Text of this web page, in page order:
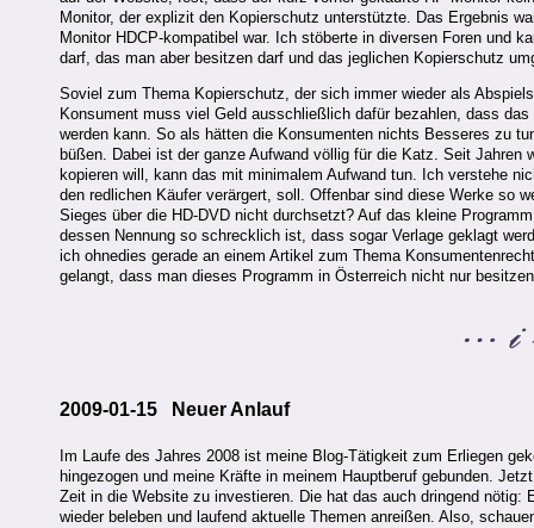
Monitor, der explizit den Kopierschutz unterstützte. Das Ergebnis
Monitor HDCP-kompatibel war. Ich stöberte in diversen Foren und
darf, das man aber besitzen darf und das jeglichen Kopierschutz
Soviel zum Thema Kopierschutz, der sich immer wieder als
Konsument muss viel Geld ausschließlich dafür bezahlen, dass
werden kann. So als hätten die Konsumenten nichts Besseres zu
büßen. Dabei ist der ganze Aufwand völlig für die Katz. Seit
kopieren will, kann das mit minimalem Aufwand tun. Ich verstehe
den redlichen Käufer verärgert, soll. Offenbar sind diese Werke so
Sieges über die HD-DVD nicht durchsetzt? Auf das kleine
dessen Nennung so schrecklich ist, dass sogar Verlage geklagt
ich ohnedies gerade an einem Artikel zum Thema
gelangt, dass man dieses Programm in Österreich nicht nur
2009-01-15 Neuer Anlauf
Im Laufe des Jahres 2008 ist meine Blog-Tätigkeit zum Erliegen
hingezogen und meine Kräfte in meinem Hauptberuf gebunden.
Zeit in die Website zu investieren. Die hat das auch dringend
wieder beleben und laufend aktuelle Themen anreißen. Also,